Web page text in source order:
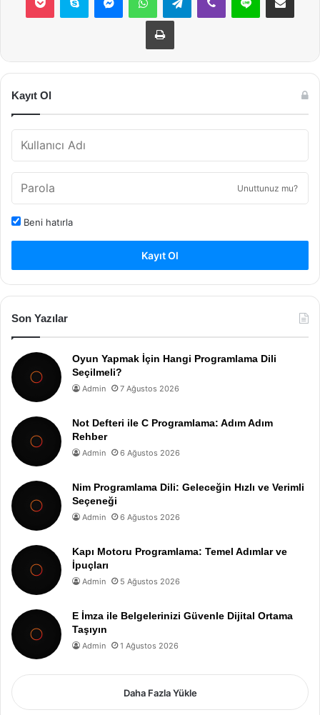
Yazdır
Kayıt Ol
Unuttunuz mu?
Beni hatırla
Kayıt Ol
Son Yazılar
Oyun Yapmak İçin Hangi Programlama Dili
Seçilmeli?
Admin 7 Ağustos 2026
Not Defteri ile C Programlama: Adım Adım
Rehber
Admin 6 Ağustos 2026
Nim Programlama Dili: Geleceğin Hızlı ve Verimli
Seçeneği
Admin 6 Ağustos 2026
Kapı Motoru Programlama: Temel Adımlar ve
İpuçları
Admin 5 Ağustos 2026
E İmza ile Belgelerinizi Güvenle Dijital Ortama
Taşıyın
Admin 1 Ağustos 2026
Daha Fazla Yükle